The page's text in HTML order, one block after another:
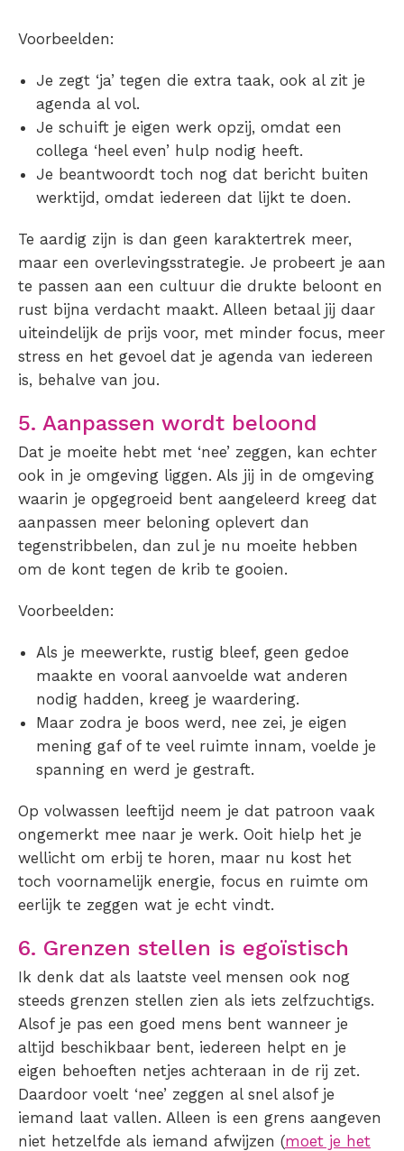
Voorbeelden:
Je zegt ‘ja’ tegen die extra taak, ook al zit je
agenda al vol.
Je schuift je eigen werk opzij, omdat een
collega ‘heel even’ hulp nodig heeft.
Je beantwoordt toch nog dat bericht buiten
werktijd, omdat iedereen dat lijkt te doen.
Te aardig zijn is dan geen karaktertrek meer,
maar een overlevingsstrategie. Je probeert je aan
te passen aan een cultuur die drukte beloont en
rust bijna verdacht maakt. Alleen betaal jij daar
uiteindelijk de prijs voor, met minder focus, meer
stress en het gevoel dat je agenda van iedereen
is, behalve van jou.
5. Aanpassen wordt beloond
Dat je moeite hebt met ‘nee’ zeggen, kan echter
ook in je omgeving liggen. Als jij in de omgeving
waarin je opgegroeid bent aangeleerd kreeg dat
aanpassen meer beloning oplevert dan
tegenstribbelen, dan zul je nu moeite hebben
om de kont tegen de krib te gooien.
Voorbeelden:
Als je meewerkte, rustig bleef, geen gedoe
maakte en vooral aanvoelde wat anderen
nodig hadden, kreeg je waardering.
Maar zodra je boos werd, nee zei, je eigen
mening gaf of te veel ruimte innam, voelde je
spanning en werd je gestraft.
Op volwassen leeftijd neem je dat patroon vaak
ongemerkt mee naar je werk. Ooit hielp het je
wellicht om erbij te horen, maar nu kost het
toch voornamelijk energie, focus en ruimte om
eerlijk te zeggen wat je echt vindt.
6. Grenzen stellen is egoïstisch
Ik denk dat als laatste veel mensen ook nog
steeds grenzen stellen zien als iets zelfzuchtigs.
Alsof je pas een goed mens bent wanneer je
altijd beschikbaar bent, iedereen helpt en je
eigen behoeften netjes achteraan in de rij zet.
Daardoor voelt ‘nee’ zeggen al snel alsof je
iemand laat vallen. Alleen is een grens aangeven
niet hetzelfde als iemand afwijzen (moet je het